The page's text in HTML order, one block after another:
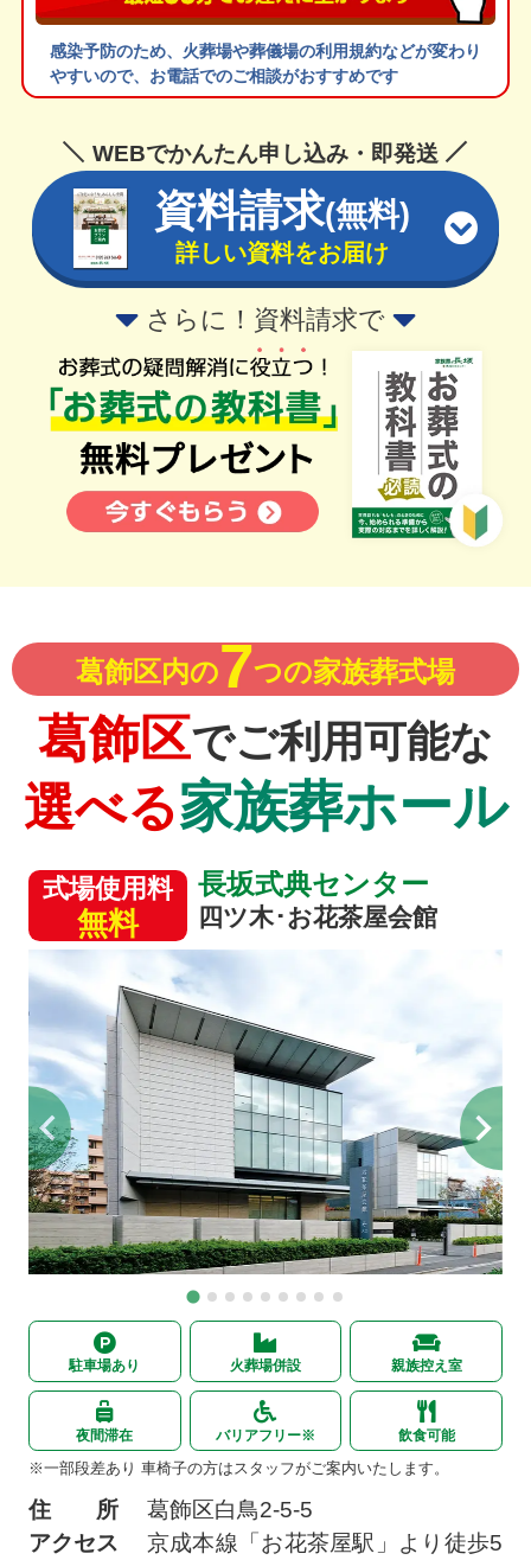
感染予防のため、火葬場や葬儀場の利用規約などが変わり
やすいので、お電話でのご相談がおすすめです
WEBでかんたん申し込み・即発送
資料請求(無料)
詳しい資料をお届け
さらに！資料請求で
葛飾区内の7つの家族葬式場
葛飾区でご利用可能な
選べる家族葬ホール
式場使用料
無料
長坂式典センター
四ツ木･お花茶屋会館
駐車場あり 火葬場併設 親族控え室
夜間滞在 バリアフリー※ 飲食可能
※一部段差あり 車椅子の方はスタッフがご案内いたします。
住 所
葛飾区白鳥2-5-5
アクセス
京成本線「お花茶屋駅」より徒歩5